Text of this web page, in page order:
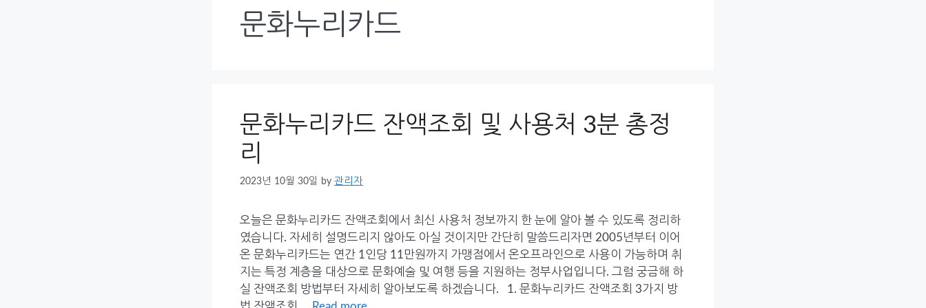
문화누리카드
문화누리카드 잔액조회 및 사용처 3분 총정
리
2023년 10월 30일 by 관리자
오늘은 문화누리카드 잔액조회에서 최신 사용처 정보까지 한 눈에 알아 볼 수 있도록 정리하
였습니다. 자세히 설명드리지 않아도 아실 것이지만 간단히 말씀드리자면 2005년부터 이어
온 문화누리카드는 연간 1인당 11만원까지 가맹점에서 온오프라인으로 사용이 가능하며 취
지는 특정 계층을 대상으로 문화예술 및 여행 등을 지원하는 정부사업입니다. 그럼 궁금해 하
실 잔액조회 방법부터 자세히 알아보도록 하겠습니다. 1. 문화누리카드 잔액조회 3가지 방